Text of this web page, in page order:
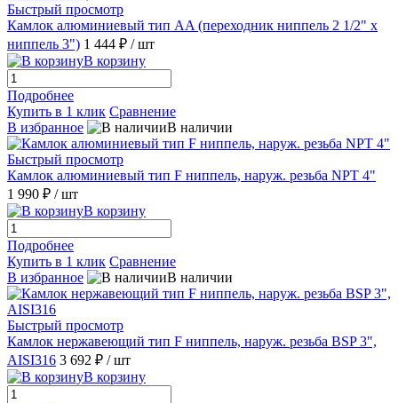
Быстрый просмотр
Камлок алюминиевый тип AA (переходник ниппель 2 1/2" х
ниппель 3") 1 444 ₽ / шт
В корзину
Подробнее
Купить в 1 клик Сравнение
В избранное
В наличии
Быстрый просмотр
Камлок алюминиевый тип F ниппель, наруж. резьба NPT 4"
1 990 ₽ / шт
В корзину
Подробнее
Купить в 1 клик Сравнение
В избранное
В наличии
Быстрый просмотр
Камлок нержавеющий тип F ниппель, наруж. резьба BSP 3",
AISI316 3 692 ₽ / шт
В корзину